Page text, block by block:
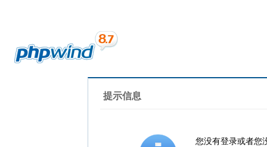
提示信息
您没有登录或者您